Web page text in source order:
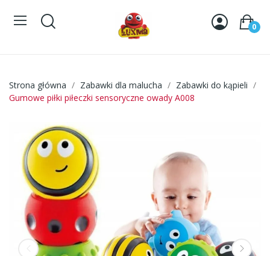
0
Strona główna Zabawki dla malucha
Zabawki do kąpieli
Gumowe piłki piłeczki sensoryczne owady A008